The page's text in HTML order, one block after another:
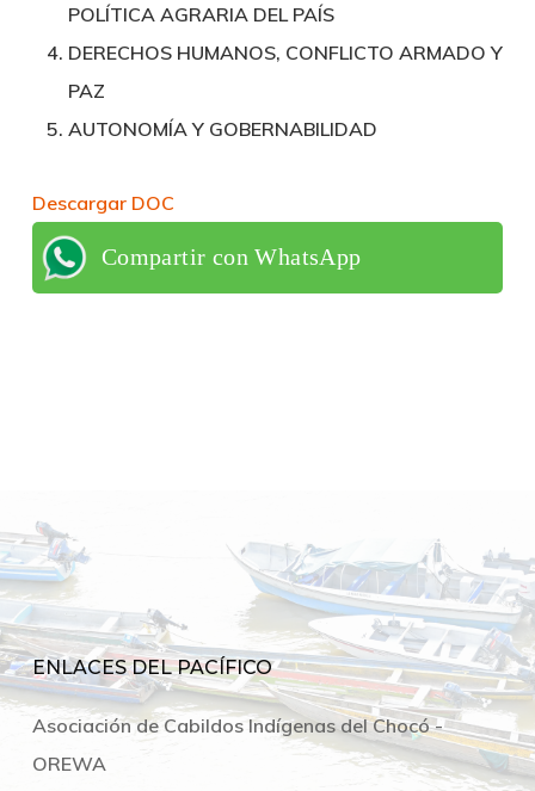
POLÍTICA AGRARIA DEL PAÍS
DERECHOS HUMANOS, CONFLICTO ARMADO Y
PAZ
AUTONOMÍA Y GOBERNABILIDAD
Descargar DOC
Compartir con WhatsApp
ENLACES DEL PACÍFICO
Asociación de Cabildos Indígenas del Chocó -
OREWA